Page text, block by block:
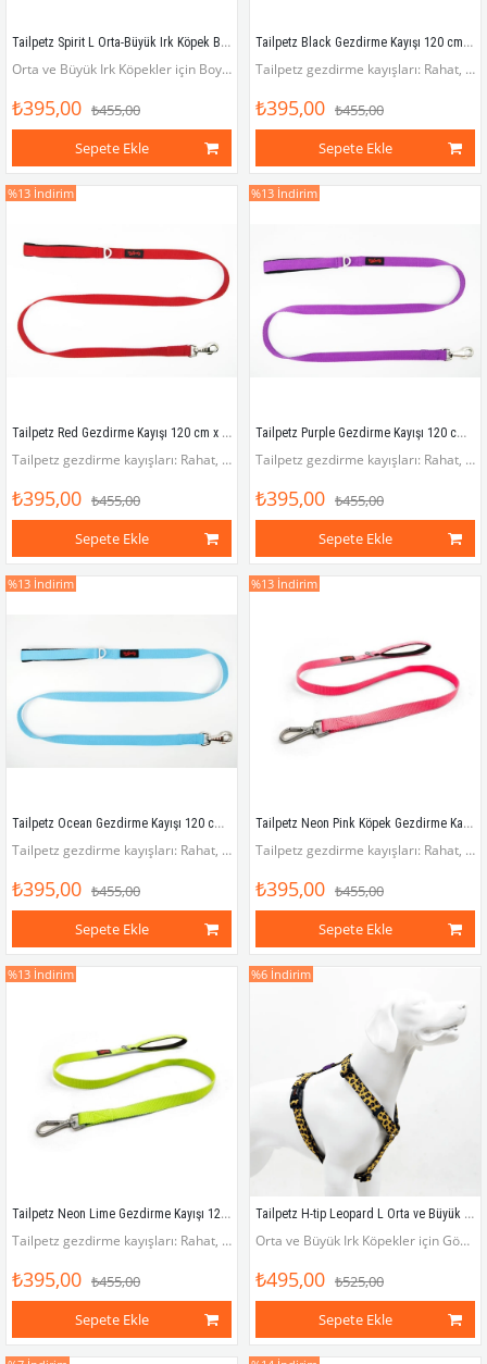
Tailpetz Spirit L Orta-Büyük Irk Köpek Boyun Tasması (Boyun 40 cm x 65 cm)
Orta ve Büyük Irk Köpekler için Boyun Tasması (Boyun çevresi 40 x 65 cm)
₺395,00 ₺455,00
Sepete Ekle
Tailpetz Black Gezdirme Kayışı 120 cm x 2 cm
Tailpetz gezdirme kayışları: Rahat, pratik, havalı!
₺395,00 ₺455,00
Sepete Ekle
Tailpetz Red Gezdirme Kayışı 120 cm x 2 cm
Tailpetz gezdirme kayışları: Rahat, pratik, havalı!
₺395,00 ₺455,00
Sepete Ekle
%13 İndirim
Tailpetz Purple Gezdirme Kayışı 120 cm x 2 cm
Tailpetz gezdirme kayışları: Rahat, pratik, havalı!
₺395,00 ₺455,00
Sepete Ekle
%13 İndirim
Tailpetz Ocean Gezdirme Kayışı 120 cm x 2 cm
Tailpetz gezdirme kayışları: Rahat, pratik, havalı!
₺395,00 ₺455,00
Sepete Ekle
%13 İndirim
Tailpetz Neon Pink Köpek Gezdirme Kayışı 120 cm x 2 cm
Tailpetz gezdirme kayışları: Rahat, pratik, havalı!
₺395,00 ₺455,00
Sepete Ekle
%13 İndirim
Tailpetz Neon Lime Gezdirme Kayışı 120 cm x 2 cm
Tailpetz gezdirme kayışları: Rahat, pratik, havalı!
₺395,00 ₺455,00
Sepete Ekle
%13 İndirim
Tailpetz H-tip Leopard L Orta ve Büyük Irk Köpek Göğüs Tasması (Göğüs 62 cm x 107 cm)
Orta ve Büyük Irk Köpekler için Göğüs Tasması (Göğüs çevresi 62 - 107 cm)
₺495,00 ₺525,00
Sepete Ekle
%6 İndirim